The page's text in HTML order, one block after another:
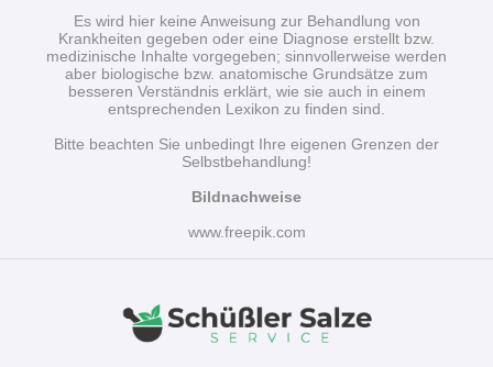
Es wird hier keine Anweisung zur Behandlung von
Krankheiten gegeben oder eine Diagnose erstellt bzw.
medizinische Inhalte vorgegeben; sinnvollerweise werden
aber biologische bzw. anatomische Grundsätze zum
besseren Verständnis erklärt, wie sie auch in einem
entsprechenden Lexikon zu finden sind.
Bitte beachten Sie unbedingt Ihre eigenen Grenzen der
Selbstbehandlung!
Bildnachweise
www.freepik.com